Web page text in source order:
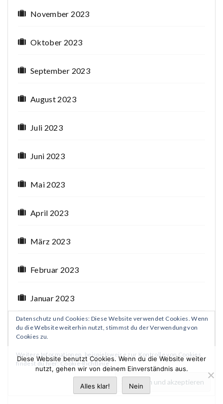
November 2023
Oktober 2023
September 2023
August 2023
Juli 2023
Juni 2023
Mai 2023
April 2023
März 2023
Februar 2023
Januar 2023
Dezember 2022
November 2022
Oktober 2022
Datenschutz und Cookies: Diese Website verwendet Cookies. Wenn
du die Website weiterhin nutzt, stimmst du der Verwendung von
Cookies zu.
Weitere Informationen, beispielsweise zur Kontrolle von Cookies,
findest du hier:Cookie-Richtlinie
Diese Website benutzt Cookies. Wenn du die Website weiter
nutzt, gehen wir von deinem Einverständnis aus.
Alles klar! Nein